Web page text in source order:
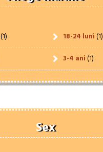
(1) 18-24 luni(1)
3-4 ani(1)
Sex